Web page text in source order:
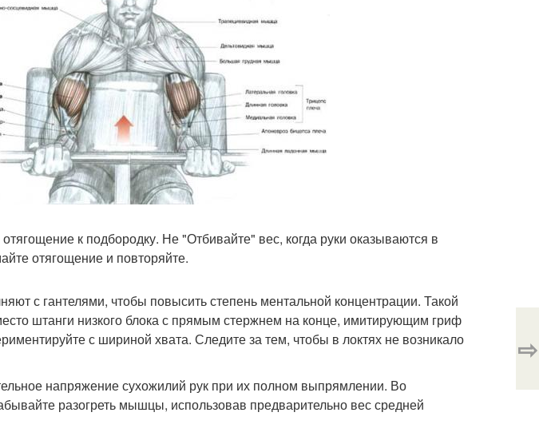
к подбородку. Не "Отбивайте" вес, когда руки оказываются в
отягощение и повторяйте.
с гантелями, чтобы повысить степень ментальной концентрации. Такой
штанги низкого блока с прямым стержнем на конце, имитирующим гриф
с шириной хвата. Следите за тем, чтобы в локтях не возникало
напряжение сухожилий рук при их полном выпрямлении. Во
разогреть мышцы, использовав предварительно вес средней
⇨